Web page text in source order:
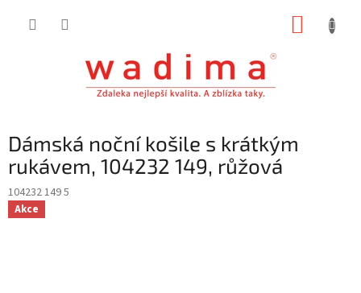
Dámská noční košile s krátkým
rukávem, 104232 149, růžová
104232 149 5
Akce